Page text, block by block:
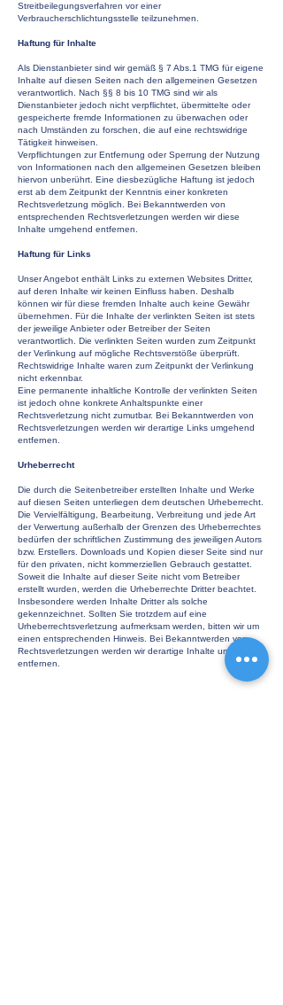
Streitbeilegungsverfahren vor einer
Verbraucherschlichtungsstelle teilzunehmen.
Haftung für Inhalte
Als Dienstanbieter sind wir gemäß § 7 Abs.1 TMG für eigene
Inhalte auf diesen Seiten nach den allgemeinen Gesetzen
verantwortlich. Nach §§ 8 bis 10 TMG sind wir als
Dienstanbieter jedoch nicht verpflichtet, übermittelte oder
gespeicherte fremde Informationen zu überwachen oder
nach Umständen zu forschen, die auf eine rechtswidrige
Tätigkeit hinweisen.
Verpflichtungen zur Entfernung oder Sperrung der Nutzung
von Informationen nach den allgemeinen Gesetzen bleiben
hiervon unberührt. Eine diesbezügliche Haftung ist jedoch
erst ab dem Zeitpunkt der Kenntnis einer konkreten
Rechtsverletzung möglich. Bei Bekanntwerden von
entsprechenden Rechtsverletzungen werden wir diese
Inhalte umgehend entfernen.
Haftung für Links
Unser Angebot enthält Links zu externen Websites Dritter,
auf deren Inhalte wir keinen Einfluss haben. Deshalb
können wir für diese fremden Inhalte auch keine Gewähr
übernehmen. Für die Inhalte der verlinkten Seiten ist stets
der jeweilige Anbieter oder Betreiber der Seiten
verantwortlich. Die verlinkten Seiten wurden zum Zeitpunkt
der Verlinkung auf mögliche Rechtsverstöße überprüft.
Rechtswidrige Inhalte waren zum Zeitpunkt der Verlinkung
nicht erkennbar.
Eine permanente inhaltliche Kontrolle der verlinkten Seiten
ist jedoch ohne konkrete Anhaltspunkte einer
Rechtsverletzung nicht zumutbar. Bei Bekanntwerden von
Rechtsverletzungen werden wir derartige Links umgehend
entfernen.
Urheberrecht
Die durch die Seitenbetreiber erstellten Inhalte und Werke
auf diesen Seiten unterliegen dem deutschen Urheberrecht.
Die Vervielfältigung, Bearbeitung, Verbreitung und jede Art
der Verwertung außerhalb der Grenzen des Urheberrechtes
bedürfen der schriftlichen Zustimmung des jeweiligen Autors
bzw. Erstellers. Downloads und Kopien dieser Seite sind nur
für den privaten, nicht kommerziellen Gebrauch gestattet.
Soweit die Inhalte auf dieser Seite nicht vom Betreiber
erstellt wurden, werden die Urheberrechte Dritter beachtet.
Insbesondere werden Inhalte Dritter als solche
gekennzeichnet. Sollten Sie trotzdem auf eine
Urheberrechtsverletzung aufmerksam werden, bitten wir um
einen entsprechenden Hinweis. Bei Bekanntwerden von
Rechtsverletzungen werden wir derartige Inhalte umgehend
entfernen.